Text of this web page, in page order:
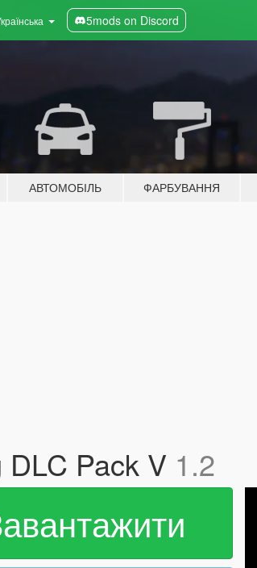
5mods on Discord
АВТОМОБІЛЬ ФАРБУВАННЯ
DLC Pack V 1.2